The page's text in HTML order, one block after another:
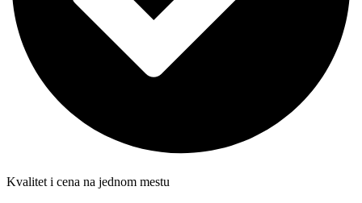
Kvalitet i cena na jednom mestu